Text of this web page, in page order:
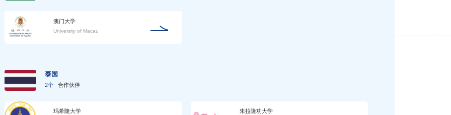
澳门大学
University of Macau
泰国
2个 合作伙伴
玛希隆大学 朱拉隆功大学